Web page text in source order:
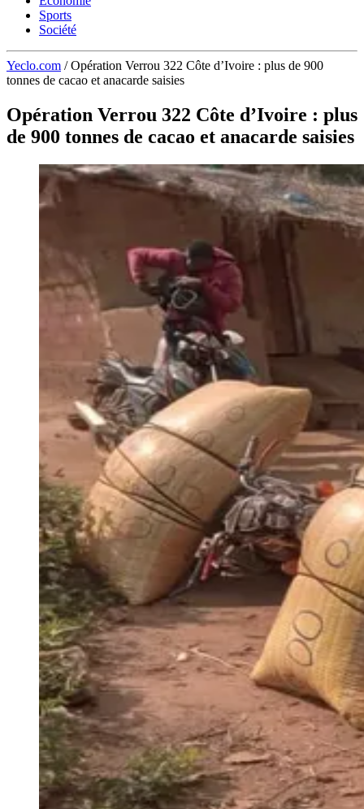
Sports
Société
Yeclo.com / Opération Verrou 322 Côte d’Ivoire : plus de 900
tonnes de cacao et anacarde saisies
Opération Verrou 322 Côte d’Ivoire : plus
de 900 tonnes de cacao et anacarde saisies